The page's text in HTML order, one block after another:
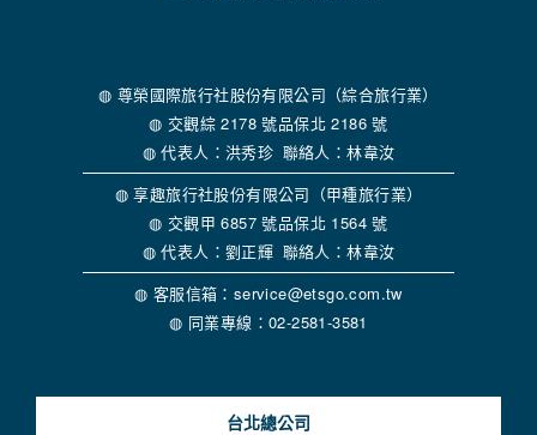
◍ 尊榮國際旅行社股份有限公司（綜合旅行業）
◍ 交觀綜 2178 號品保北 2186 號
◍ 代表人：洪秀珍 聯絡人：林韋汝
◍ 享趣旅行社股份有限公司（甲種旅行業）
◍ 交觀甲 6857 號品保北 1564 號
◍ 代表人：劉正輝 聯絡人：林韋汝
◍ 客服信箱：service@etsgo.com.tw
◍ 同業專線：02-2581-3581
台北總公司